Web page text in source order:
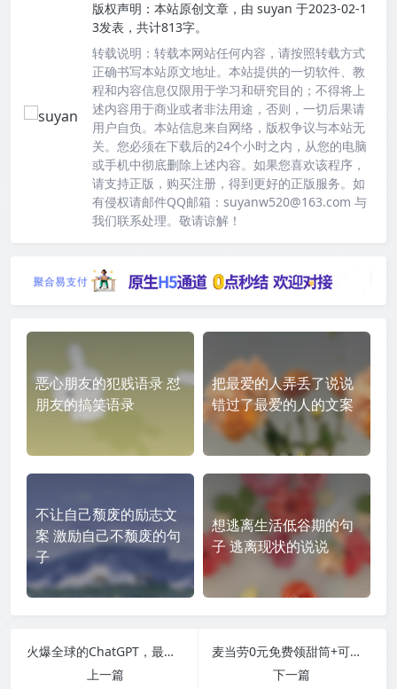
版权声明： 本站原创文章，由 suyan 于2023-02-1
3发表，共计813字。
转载说明： 转载本网站任何内容，请按照转载方式
正确书写本站原文地址。本站提供的一切软件、教
程和内容信息仅限用于学习和研究目的；不得将上
述内容用于商业或者非法用途，否则，一切后果请
用户自负。本站信息来自网络，版权争议与本站无
关。您必须在下载后的24个小时之内，从您的电脑
或手机中彻底删除上述内容。如果您喜欢该程序，
请支持正版，购买注册，得到更好的正版服务。如
有侵权请邮件QQ邮箱：suyanw520@163.com 与
我们联系处理。敬请谅解！
恶心朋友的犯贱语录 怼
朋友的搞笑语录
把最爱的人弄丢了说说
错过了最爱的人的文案
不让自己颓废的励志文
案 激励自己不颓废的句
子
想逃离生活低谷期的句
子 逃离现状的说说
火爆全球的ChatGPT，最全的使用方法！
上一篇
麦当劳0元免费领甜筒+可乐券
下一篇